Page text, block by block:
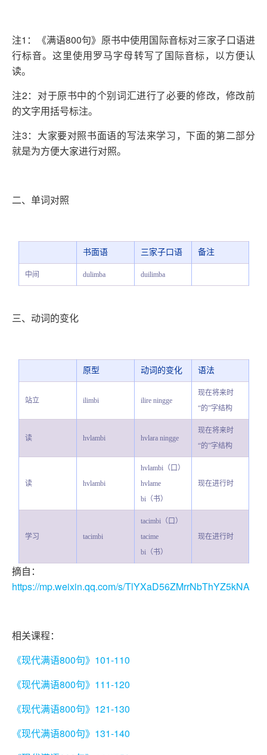
注1：《满语800句》原书中使用国际音标对三家子口语进
行标音。这里使用罗马字母转写了国际音标，以方便认
读。
注2：对于原书中的个别词汇进行了必要的修改，修改前
的文字用括号标注。
注3：大家要对照书面语的写法来学习，下面的第二部分
就是为方便大家进行对照。
二、单词对照
书面语 三家子口语 备注
中间 dulimba duilimba
三、动词的变化
原型 动词的变化 语法
站立 ilimbi ilire ningge
现在将来时
“的”字结构
读 hvlambi hvlara ningge
现在将来时
“的”字结构
读 hvlambi
hvlambi（口）
hvlame
bi（书）
现在进行时
学习 tacimbi
tacimbi（口）
tacime
bi（书）
现在进行时
摘自：
https://mp.weixin.qq.com/s/TlYXaD56ZMrrNbThYZ5kNA
相关课程：
《现代满语800句》101-110
《现代满语800句》111-120
《现代满语800句》121-130
《现代满语800句》131-140